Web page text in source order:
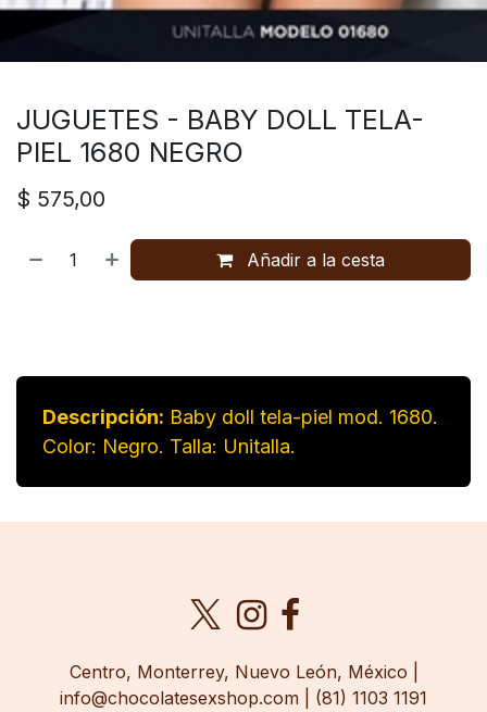
JUGUETES - BABY DOLL TELA-
PIEL 1680 NEGRO
$ 575,00
Añadir a la cesta
Descripción: Baby doll tela-piel mod. 1680.
Color: Negro. Talla: Unitalla.
​Centro, Monterrey, Nuevo León, México |
info@chocolatesexshop.com | (81) 1103 1191